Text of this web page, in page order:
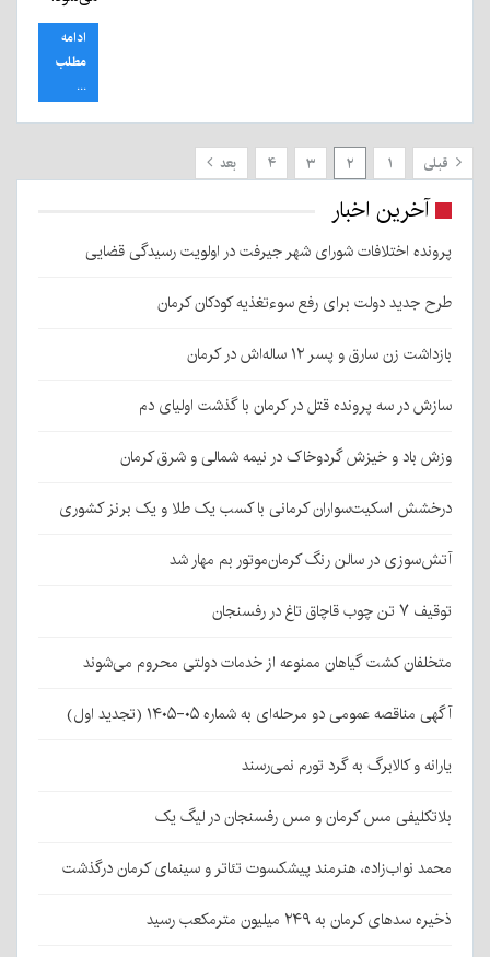
ادامه
مطلب
...
قبلی ۱ ۲ ۳ ۴ بعد
آخرین اخبار
پرونده اختلافات شورای شهر جیرفت در اولویت رسیدگی قضایی
طرح جدید دولت برای رفع سوءتغذیه کودکان کرمان
بازداشت زن سارق و پسر ۱۲ ساله‌اش در کرمان
سازش در سه پرونده قتل در کرمان با گذشت اولیای دم
وزش باد و خیزش گردوخاک در نیمه شمالی و شرق کرمان
درخشش اسکیت‌سواران کرمانی با کسب یک طلا و یک برنز کشوری
آتش‌سوزی در سالن رنگ کرمان‌موتور بم مهار شد
توقیف ۷ تن چوب قاچاق تاغ در رفسنجان
متخلفان کشت گیاهان ممنوعه از خدمات دولتی محروم می‌شوند
آگهی مناقصه عمومی دو مرحله‌ای به شماره ۰۵-۱۴۰۵ (تجدید اول)
یارانه و کالابرگ به گرد تورم نمی‌رسند
بلاتکلیفی مس کرمان و مس رفسنجان در لیگ یک
محمد نواب‌زاده، هنرمند پیشکسوت تئاتر و سینمای کرمان درگذشت
ذخیره سدهای کرمان به ۲۴۹ میلیون مترمکعب رسید